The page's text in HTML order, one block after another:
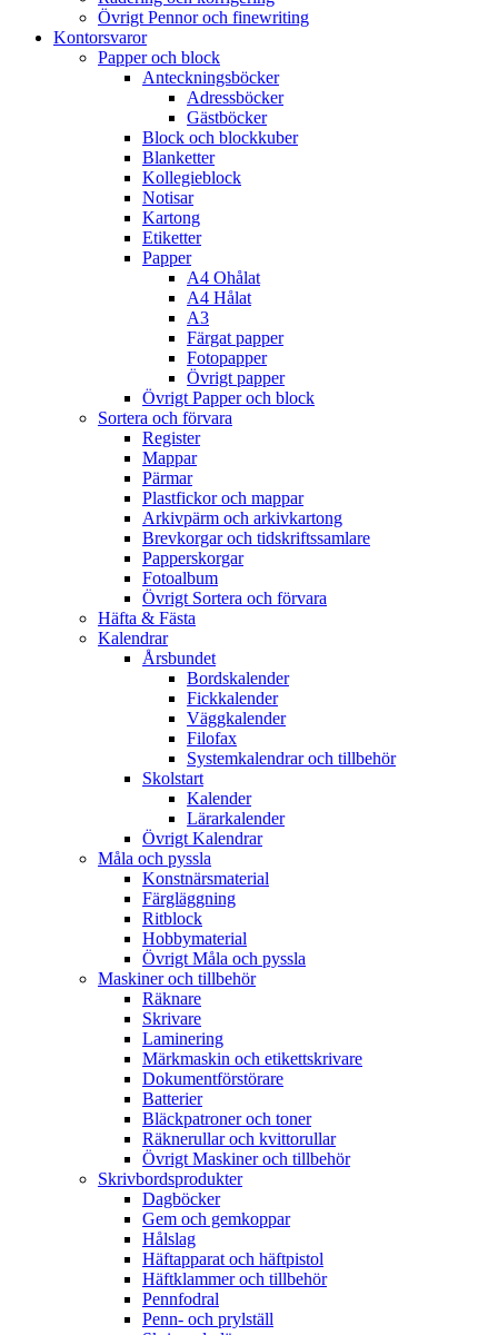
Övrigt Pennor och finewriting
Kontorsvaror
Papper och block
Anteckningsböcker
Adressböcker
Gästböcker
Block och blockkuber
Blanketter
Kollegieblock
Notisar
Kartong
Etiketter
Papper
A4 Ohålat
A4 Hålat
A3
Färgat papper
Fotopapper
Övrigt papper
Övrigt Papper och block
Sortera och förvara
Register
Mappar
Pärmar
Plastfickor och mappar
Arkivpärm och arkivkartong
Brevkorgar och tidskriftssamlare
Papperskorgar
Fotoalbum
Övrigt Sortera och förvara
Häfta & Fästa
Kalendrar
Årsbundet
Bordskalender
Fickkalender
Väggkalender
Filofax
Systemkalendrar och tillbehör
Skolstart
Kalender
Lärarkalender
Övrigt Kalendrar
Måla och pyssla
Konstnärsmaterial
Färgläggning
Ritblock
Hobbymaterial
Övrigt Måla och pyssla
Maskiner och tillbehör
Räknare
Skrivare
Laminering
Märkmaskin och etikettskrivare
Dokumentförstörare
Batterier
Bläckpatroner och toner
Räknerullar och kvittorullar
Övrigt Maskiner och tillbehör
Skrivbordsprodukter
Dagböcker
Gem och gemkoppar
Hålslag
Häftapparat och häftpistol
Häftklammer och tillbehör
Pennfodral
Penn- och prylställ